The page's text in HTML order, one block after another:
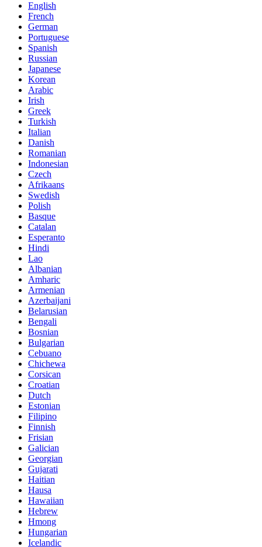
English
French
German
Portuguese
Spanish
Russian
Japanese
Korean
Arabic
Irish
Greek
Turkish
Italian
Danish
Romanian
Indonesian
Czech
Afrikaans
Swedish
Polish
Basque
Catalan
Esperanto
Hindi
Lao
Albanian
Amharic
Armenian
Azerbaijani
Belarusian
Bengali
Bosnian
Bulgarian
Cebuano
Chichewa
Corsican
Croatian
Dutch
Estonian
Filipino
Finnish
Frisian
Galician
Georgian
Gujarati
Haitian
Hausa
Hawaiian
Hebrew
Hmong
Hungarian
Icelandic